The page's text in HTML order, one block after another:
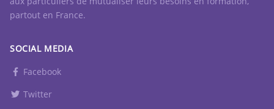
partout en France.
SOCIAL MEDIA
Facebook
Twitter